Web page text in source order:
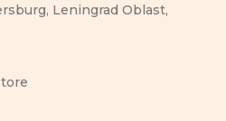
Leningrad Oblast,